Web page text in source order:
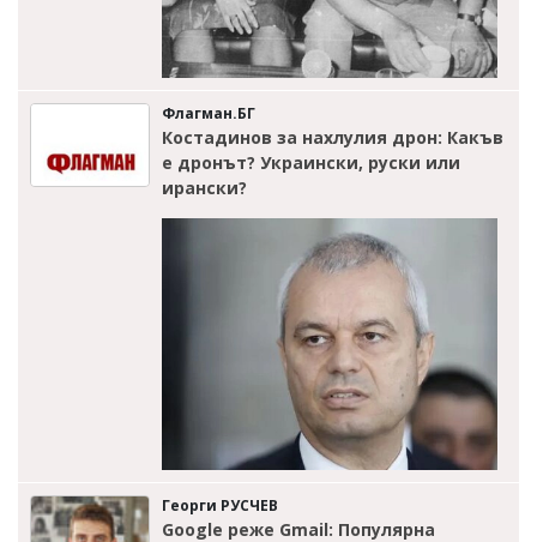
Флагман.БГ
Костадинов за нахлулия дрон: Какъв
е дронът? Украински, руски или
ирански?
Георги РУСЧЕВ
Google реже Gmail: Популярна